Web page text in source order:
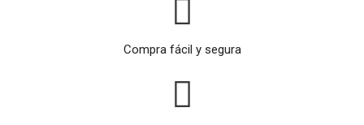
Compra fácil y segura